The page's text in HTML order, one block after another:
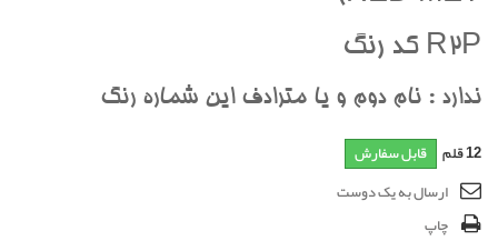
R2P کد رنگ
ندارد : نام دوم و يا مترادف اين شماره رنگ
12قلم قابل سفارش
ارسال به یک دوست
چاپ